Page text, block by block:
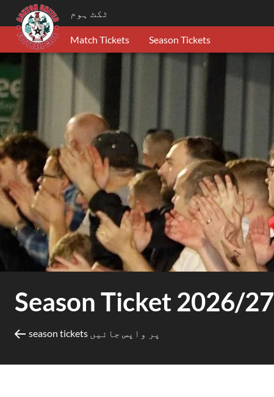
ٹکٹ ہوم
Match Tickets Season Tickets
Season Ticket 2026/27
season tickets پر واپس جائیں